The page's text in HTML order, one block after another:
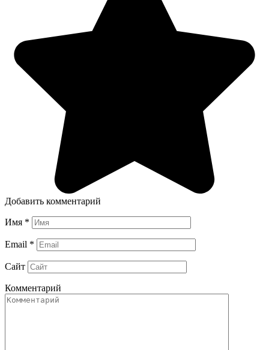
Добавить комментарий
Имя *
Email *
Сайт
Комментарий